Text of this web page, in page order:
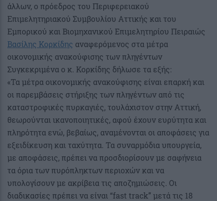
άλλων, ο πρόεδρος του Περιφερειακού
Επιμελητηριακού Συμβουλίου Αττικής και του
Εμπορικού και Βιομηχανικού Επιμελητηρίου Πειραιώς
Βασίλης Κορκίδης αναφερόμενος στα μέτρα
οικονομικής ανακούφισης των πληγέντων
Συγκεκριμένα ο κ. Κορκίδης δήλωσε τα εξής:
«Τα μέτρα οικονομικής ανακούφισης είναι επαρκή και
οι παρεμβάσεις στήριξης των πληγέντων από τις
καταστροφικές πυρκαγιές, τουλάχιστον στην Αττική,
θεωρούνται ικανοποιητικές, αφού έχουν ευρύτητα και
πληρότητα ενώ, βεβαίως, αναμένονται οι αποφάσεις για
εξειδίκευση και ταχύτητα. Τα συναρμόδια υπουργεία,
με αποφάσεις, πρέπει να προσδιορίσουν με σαφήνεια
τα όρια των πυρόπληκτων περιοχών και να
υπολογίσουν με ακρίβεια τις αποζημιώσεις. Οι
διαδικασίες πρέπει να είναι “fast track” μετά τις 18